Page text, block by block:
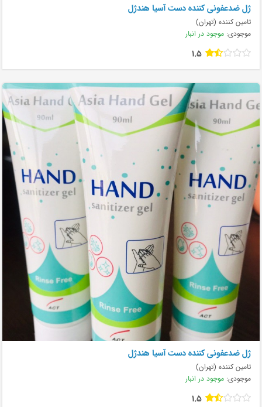
ژل ضدعفونی کننده دست آسیا هندژل
تامین کننده (تهران)
موجودی: موجود در انبار
1.5
ژل ضدعفونی کننده دست آسیا هندژل
تامین کننده (تهران)
موجودی: موجود در انبار
1.5